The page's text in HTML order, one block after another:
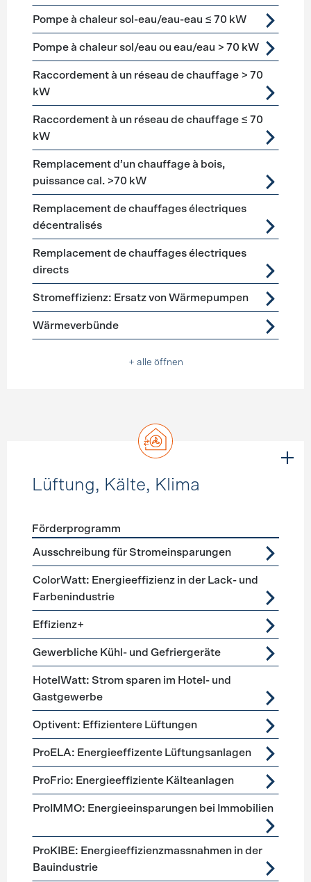
Pompe à chaleur sol-eau/eau-eau ≤ 70 kW
Pompe à chaleur sol/eau ou eau/eau > 70 kW
Raccordement à un réseau de chauffage > 70
kW
Raccordement à un réseau de chauffage ≤ 70
kW
Remplacement d’un chauffage à bois,
puissance cal. >70 kW
Remplacement de chauffages électriques
décentralisés
Remplacement de chauffages électriques
directs
Stromeffizienz: Ersatz von Wärmepumpen
Wärmeverbünde
+ alle öffnen
Lüftung, Kälte, Klima
Förderprogramme Lüftung, Kälte, Klima
Förderprogramm
Ausschreibung für Stromeinsparungen
ColorWatt: Energieeffizienz in der Lack- und
Farbenindustrie
Effizienz+
Gewerbliche Kühl- und Gefriergeräte
HotelWatt: Strom sparen im Hotel- und
Gastgewerbe
Optivent: Effizientere Lüftungen
ProELA: Energieeffizente Lüftungsanlagen
ProFrio: Energieeffiziente Kälteanlagen
ProIMMO: Energieeinsparungen bei Immobilien
ProKIBE: Energieeffizienzmassnahmen in der
Bauindustrie